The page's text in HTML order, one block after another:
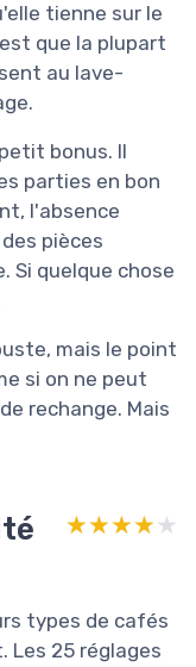
tienne sur le
que la plupart
au lave-
bonus. Il
parties en bon
l'absence
pièces
Si quelque chose
mais le point
si on ne peut
rechange. Mais
★★★★★
★★★★★
types de cafés
Les 25 réglages